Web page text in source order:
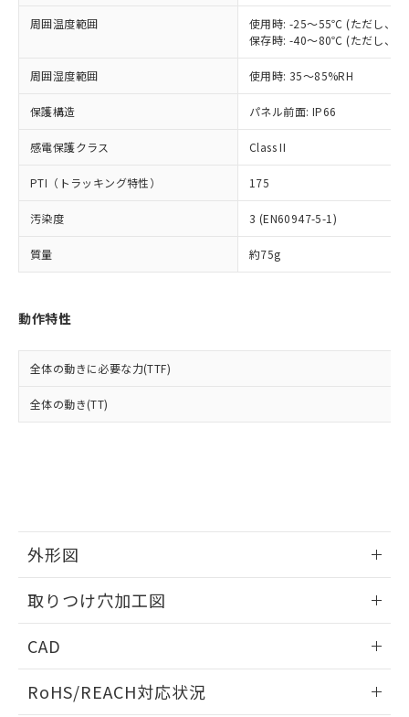
周囲温度範囲
使用時: -25～55℃ (ただし、氷
保存時: -40～80℃ (ただし、氷
周囲湿度範囲 使用時: 35～85%RH
保護構造 パネル前面: IP66
感電保護クラス Class II
PTI（トラッキング特性） 175
汚染度 3 (EN60947-5-1)
質量 約75g
動作特性
全体の動きに必要な力(TTF)
全体の動き(TT)
外形図
取りつけ穴加工図
CAD
ドすることができます。
RoHS/REACH対応状況
在庫状況および標準価格結果を当社の
事前の承諾なく第三者に漏洩または開
示しないようお願いします。
マイパーツ機能（部品リスト作成サー
メンバーズにご登録されている必要が
あります。
登録された部品リストについて、当社
および当社の共同利用者が、当社の製
品・サービスに関するお客様との取
引・商談に必要な範囲で利用すること
※当社の共同利用者とは、"個人情報
部品在庫の切り替え状況などにより、予定
月が前後することがあります。
※3 非含有証明書ダウンロード
下記の非含有証明書をダウンロードするこ
EU RoHS指令（10物質）の非含有証明書
また、RoHS指令のフタル酸エステル類４
荷製品に未対応品が混在することから備考
欄に対応日を記載しておりました。
「ｅ」：有害物質（10物質）のすべてが基
準値以下であることを示します。
「10」：通常の使用状況下において有害物
質が外部に漏えいし、環境に深刻な影響を
及ぼさない年数を意味します。
「－」：未確認です。当社販売部門へお問
い合わせください。
当社は、貴社製品を第三者に販売する
場合は、上記1、2および3の内容を当
該第三者に通知します。また当社は、
販売先および販売に係わる関係者が違
法に輸出するおそれがある場合は、取
り引きをいたしません。
キャンセル
機器販売店・当社販売員にご確
空
受注生産機種、また在庫状況の
情報を公開していない機種